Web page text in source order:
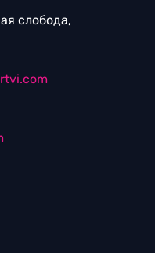
слобода,